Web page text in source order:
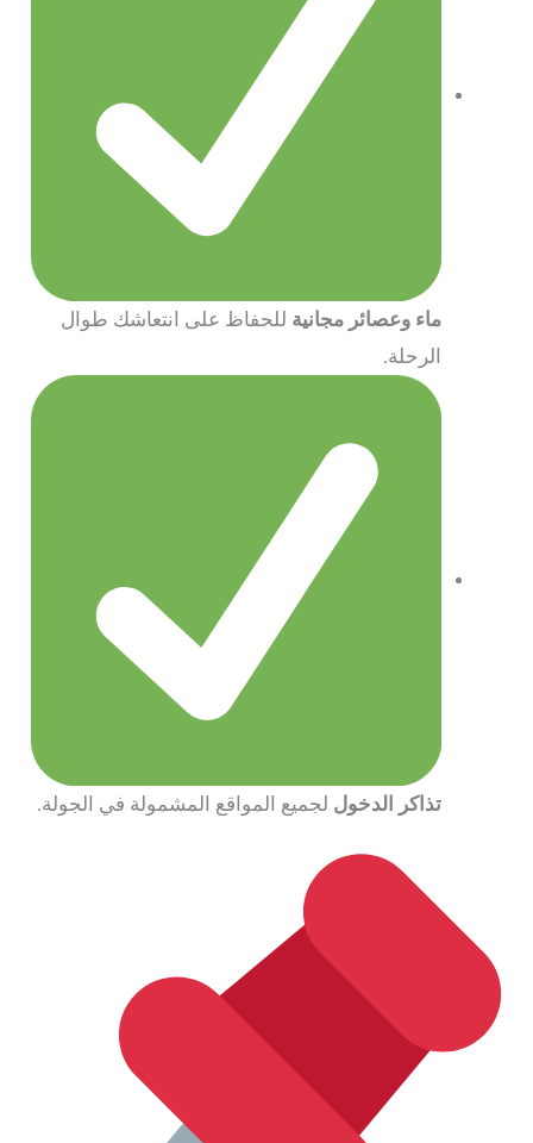
ماء وعصائر مجانية للحفاظ على انتعاشك طوال
الرحلة.
تذاكر الدخول لجميع المواقع المشمولة في الجولة.